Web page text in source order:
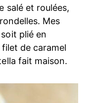
salé et roulées,
Mes
plié en
de caramel
fait maison.